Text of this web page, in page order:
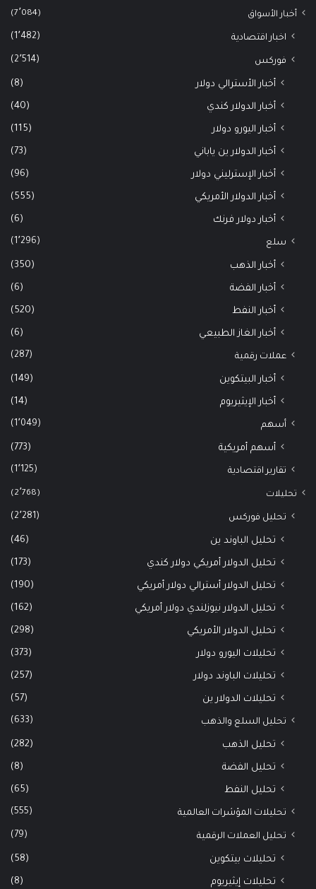
أخبار الأسواق (7٬084)
اخبار اقتصادية (1٬482)
فوركس (2٬514)
أخبار الأسترالي دولار (8)
أخبار الدولار كندي (40)
أخبار اليورو دولار (115)
أخبار الدولار ين ياباني (73)
أخبار الإسترليني دولار (96)
أخبار الدولار الأمريكي (555)
أخبار دولار فرنك (6)
سلع (1٬296)
أخبار الذهب (350)
أخبار الفضة (6)
أخبار النفط (520)
أخبار الغاز الطبيعي (6)
عملات رقمية (287)
أخبار البيتكوين (149)
أخبار الإيثيريوم (14)
أسهم (1٬049)
أسهم أمريكية (773)
تقارير اقتصادية (1٬125)
تحليلات (2٬768)
تحليل فوركس (2٬281)
تحليل الباوند ين (46)
تحليل الدولار أمريكي دولار كندي (173)
تحليل الدولار أسترالي دولار أمريكي (190)
تحليل الدولار نيوزلندي دولار أمريكي (162)
تحليل الدولار الأمريكي (298)
تحليلات اليورو دولار (373)
تحليلات الباوند دولار (257)
تحليلات الدولار ين (57)
تحليل السلع والذهب (633)
تحليل الذهب (282)
تحليل الفضة (8)
تحليل النفط (65)
تحليلات المؤشرات العالمية (555)
تحليل العملات الرقمية (79)
تحليلات بيتكوين (58)
تحليلات إيثيريوم (8)